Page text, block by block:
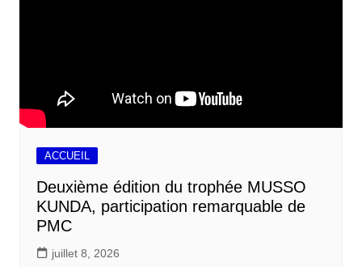
ACCUEIL
Deuxième édition du trophée MUSSO
KUNDA, participation remarquable de
PMC
juillet 8, 2026